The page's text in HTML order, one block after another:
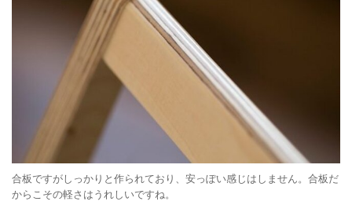
合板ですがしっかりと作られており、安っぽい感じはしません。合板だ
からこその軽さはうれしいですね。